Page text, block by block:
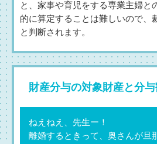
と、家事や育児をする専業主婦と
的に算定することは難しいので、
と判断されます。
財産分与の対象財産と分
ねえねえ、先生ー！
離婚するときって、奥さんが旦